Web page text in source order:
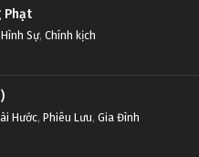
Phạt
Hình Sự, Chính kịch
Hước, Phiêu Lưu, Gia Đình